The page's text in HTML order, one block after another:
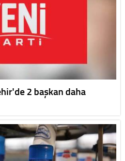
2 başkan daha